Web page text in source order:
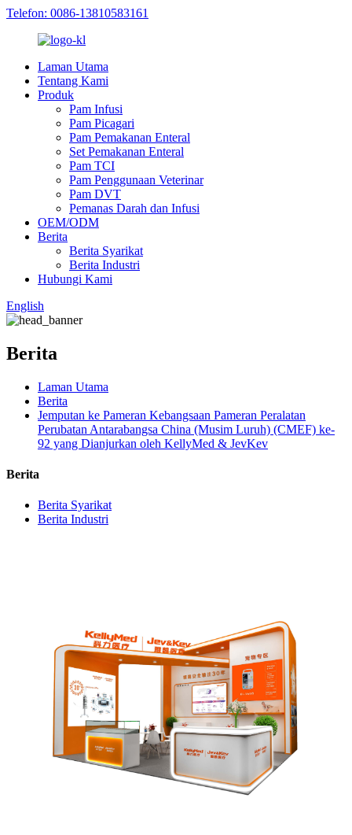
Telefon: 0086-13810583161
Laman Utama
Tentang Kami
Produk
Pam Infusi
Pam Picagari
Pam Pemakanan Enteral
Set Pemakanan Enteral
Pam TCI
Pam Penggunaan Veterinar
Pam DVT
Pemanas Darah dan Infusi
OEM/ODM
Berita
Berita Syarikat
Berita Industri
Hubungi Kami
English
Berita
Laman Utama
Berita
Jemputan ke Pameran Kebangsaan Pameran Peralatan
Perubatan Antarabangsa China (Musim Luruh) (CMEF) ke-
92 yang Dianjurkan oleh KellyMed & JevKev
Berita
Berita Syarikat
Berita Industri